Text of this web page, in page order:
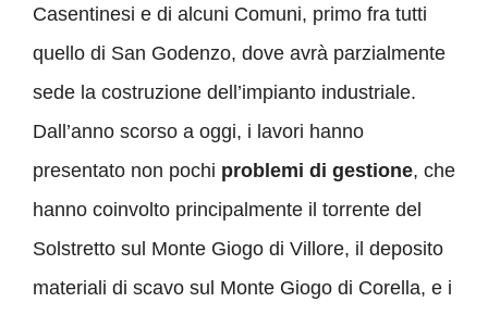
Casentinesi e di alcuni Comuni, primo fra tutti
quello di San Godenzo, dove avrà parzialmente
sede la costruzione dell’impianto industriale.
Dall’anno scorso a oggi, i lavori hanno
presentato non pochi problemi di gestione, che
hanno coinvolto principalmente il torrente del
Solstretto sul Monte Giogo di Villore, il deposito
materiali di scavo sul Monte Giogo di Corella, e i